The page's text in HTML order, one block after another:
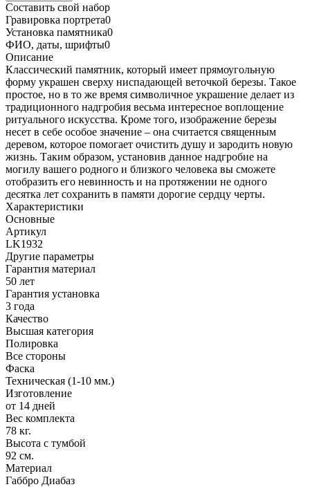
Составить свой набор
Гравировка портрета0
Установка памятника0
ФИО, даты, шрифты0
Описание
Классический памятник, который имеет прямоугольную
форму украшен сверху ниспадающей веточкой березы. Такое
простое, но в то же время символичное украшение делает из
традиционного надгробия весьма интересное воплощение
ритуального искусства. Кроме того, изображение березы
несет в себе особое значение – она считается священным
деревом, которое помогает очистить душу и зародить новую
жизнь. Таким образом, установив данное надгробие на
могилу вашего родного и близкого человека вы сможете
отобразить его невинность и на протяжении не одного
десятка лет сохранить в памяти дорогие сердцу черты.
Характеристики
Основные
Артикул
LK1932
Другие параметры
Гарантия материал
50 лет
Гарантия установка
3 года
Качество
Высшая категория
Полировка
Все стороны
Фаска
Техническая (1-10 мм.)
Изготовление
от 14 дней
Вес комплекта
78 кг.
Высота с тумбой
92 см.
Материал
Габбро Диабаз